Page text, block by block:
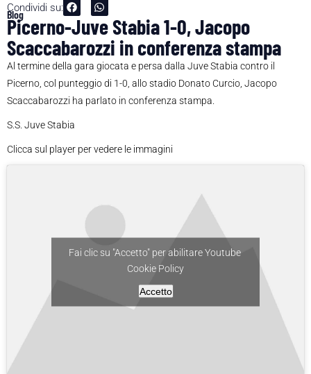
Condividi su:
Blog
Picerno-Juve Stabia 1-0, Jacopo
Scaccabarozzi in conferenza stampa
Al termine della gara giocata e persa dalla Juve Stabia contro il
Picerno, col punteggio di 1-0, allo stadio Donato Curcio, Jacopo
Scaccabarozzi ha parlato in conferenza stampa.
S.S. Juve Stabia
Clicca sul player per vedere le immagini
Fai clic su "Accetto" per abilitare Youtube
Cookie Policy
Accetto